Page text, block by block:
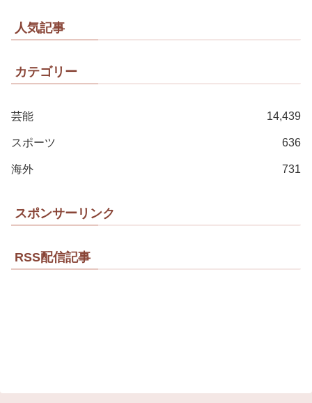
人気記事
カテゴリー
芸能 14,439
スポーツ 636
海外 731
スポンサーリンク
RSS配信記事